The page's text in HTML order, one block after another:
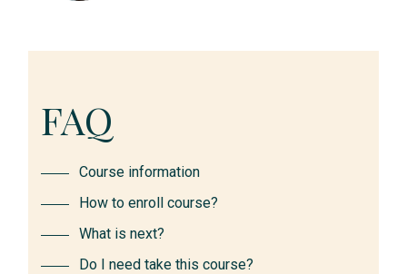
FAQ
Course information
How to enroll course?
What is next?
Do I need take this course?